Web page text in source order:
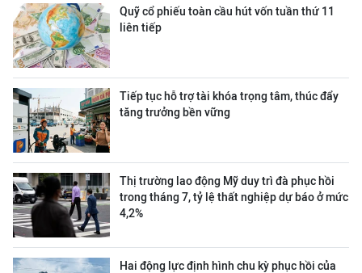
Quỹ cổ phiếu toàn cầu hút vốn tuần thứ 11
liên tiếp
Tiếp tục hỗ trợ tài khóa trọng tâm, thúc đẩy
tăng trưởng bền vững
Thị trường lao động Mỹ duy trì đà phục hồi
trong tháng 7, tỷ lệ thất nghiệp dự báo ở mức
4,2%
Hai động lực định hình chu kỳ phục hồi của